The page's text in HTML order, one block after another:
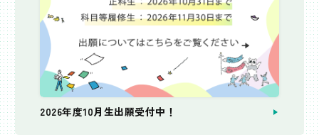
2026年度10月生出願受付中！